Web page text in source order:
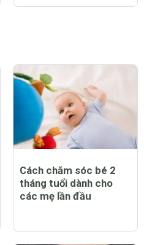
Cách chăm sóc bé 2
tháng tuổi dành cho
các mẹ lần đầu